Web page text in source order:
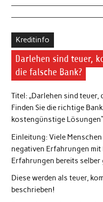
Kreditinfo
Darlehen sind teuer,
die falsche Bank?
Titel: „Darlehen sind
Finden Sie die richtige
kostengünstige
Einleitung: Viele
negativen Erfahrungen
Erfahrungen bereits selber
Diese werden als teuer,
beschrieben!